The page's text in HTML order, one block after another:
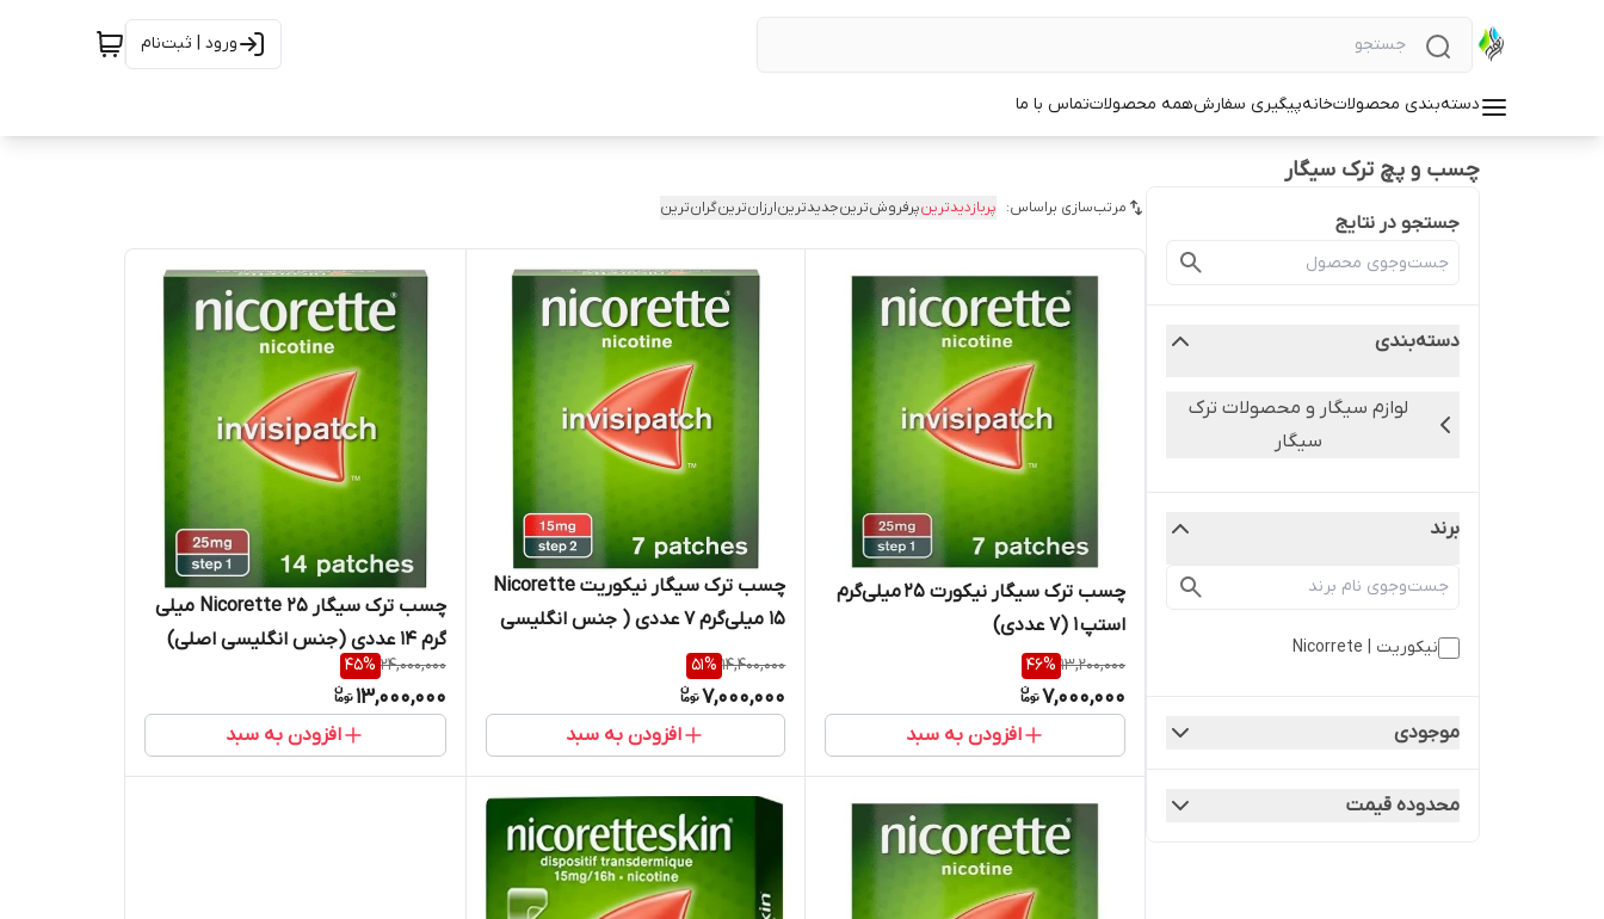
ورود | ثبت‌نام
دسته‌بندی محصولاتخانهپیگیری سفارشهمه محصولاتتماس با ما
چسب و پچ ترک سیگار
جستجو در نتایج
دسته‌بندی
لوازم سیگار و محصولات ترک
سیگار
برند
نیکوریت | Nicorrete
موجودی
محدوده قیمت
مرتب‌سازی براساس: پربازدیدترینپرفروش‌ترینجدیدترینارزان‌ترینگران‌ترین
چسب ترک سیگار نیکورت ۲۵ میلی‌گرم
استپ ۱ (۷ عددی)
13,200,000
46%
7,000,000
افزودن به سبد
چسب ترک سیگار نیکوریت Nicorette
۱۵ میلی‌گرم ۷ عددی ( جنس انگلیسی
اصلی)
14,400,000
51%
7,000,000
افزودن به سبد
چسب ترک سیگار Nicorette 25 میلی
گرم ۱۴ عددی (جنس انگلیسی اصلی)
24,000,000
45%
13,000,000
افزودن به سبد